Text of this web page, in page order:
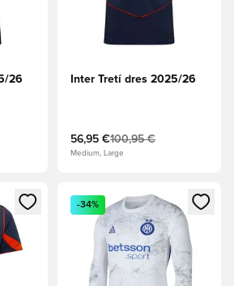
26
Inter Tretí dres 2025/26
56,95 €100,95 €
Medium, Large
alebo registráciu ako člen
Otvorí modál na prihlásenie
-34%